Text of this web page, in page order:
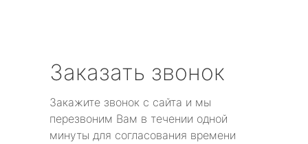
Заказать звонок
Закажите звонок с сайта и мы
перезвоним Вам в течении одной
минуты для согласования времени